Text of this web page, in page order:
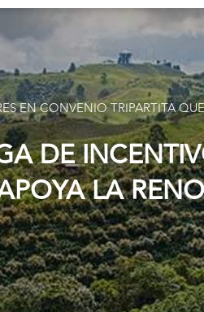
EN CONVENIO TRIPARTITA
DE
LA